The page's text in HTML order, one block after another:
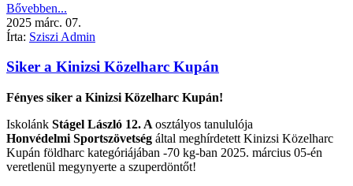
Bővebben...
2025 márc. 07.
Írta: Sziszi Admin
Siker a Kinizsi Közelharc Kupán
Fényes siker a Kinizsi Közelharc Kupán!
Iskolánk Stágel László 12. A osztályos tanululója
Honvédelmi Sportszövetség által meghírdetett Kinizsi Közelharc
Kupán földharc kategóriájában -70 kg-ban 2025. március 05-én
veretlenül megynyerte a szuperdöntőt!